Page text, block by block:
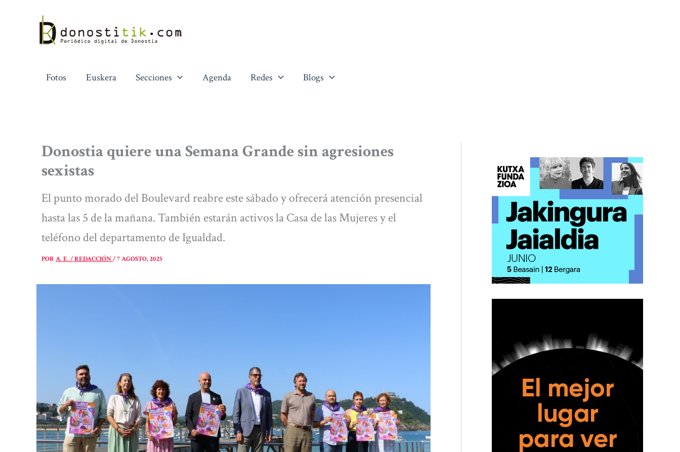
contenido
Fotos Euskera Secciones Agenda Redes Blogs
Donostia quiere una Semana Grande sin agresiones
sexistas
El punto morado del Boulevard reabre este sábado y ofrecerá atención presencial
hasta las 5 de la mañana. También estarán activos la Casa de las Mujeres y el
teléfono del departamento de Igualdad.
PORA. E. / REDACCIÓN/7 AGOSTO, 2025